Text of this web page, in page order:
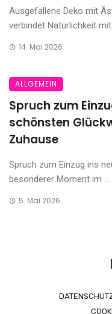
Ausgefallene Deko mit
verbindet Natürlichkeit mit
14. Mai 2026
ALLGEMEIN
Spruch zum
schönsten
Zuhause
Spruch zum Einzug ins
besonderer Moment im ...
5. Mai 2026